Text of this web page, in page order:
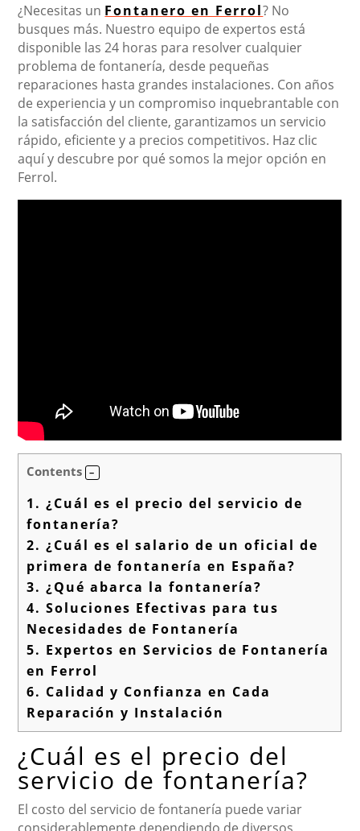
¿Necesitas un Fontanero en Ferrol? No
busques más. Nuestro equipo de expertos está
disponible las 24 horas para resolver cualquier
problema de fontanería, desde pequeñas
reparaciones hasta grandes instalaciones. Con años
de experiencia y un compromiso inquebrantable con
la satisfacción del cliente, garantizamos un servicio
rápido, eficiente y a precios competitivos. Haz clic
aquí y descubre por qué somos la mejor opción en
Ferrol.
Contents
1. ¿Cuál es el precio del servicio de
fontanería?
2. ¿Cuál es el salario de un oficial de
primera de fontanería en España?
3. ¿Qué abarca la fontanería?
4. Soluciones Efectivas para tus
Necesidades de Fontanería
5. Expertos en Servicios de Fontanería
en Ferrol
6. Calidad y Confianza en Cada
Reparación y Instalación
¿Cuál es el precio del
servicio de fontanería?
El costo del servicio de fontanería puede variar